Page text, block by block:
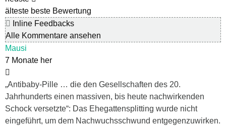
älteste beste Bewertung
Inline Feedbacks
Alle Kommentare ansehen
Mausi
7 Monate her
„Antibaby-Pille … die den Gesellschaften des 20.
Jahrhunderts einen massiven, bis heute nachwirkenden
Schock versetzte“: Das Ehegattensplitting wurde nicht
eingeführt, um dem Nachwuchsschwund entgegenzuwirken.